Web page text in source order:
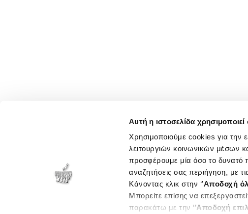
Αυτή η ιστοσελίδα
Χρησιμοποιούμε cookies για την
λειτουργιών κοινωνικών μέσων
προσφέρουμε μία όσο το δυνατό
αναζητήσεις σας περιήγηση, με
Κάνοντας κλικ στην ‘’Αποδοχή
Μπορείτε επίσης να
παρακάτω με την ‘’Αποδοχή